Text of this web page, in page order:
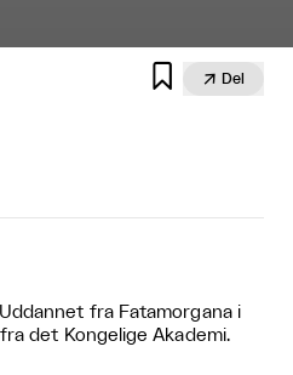
  Del
fra Fatamorgana i
det Kongelige Akademi.